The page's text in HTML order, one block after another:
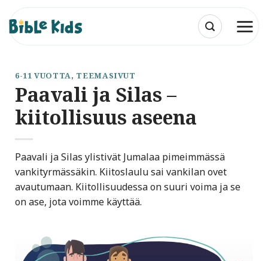
content
6-11 VUOTTA, TEEMASIVUT
Paavali ja Silas –
kiitollisuus aseena
Paavali ja Silas ylistivät Jumalaa pimeimmässä
vankityrmässäkin. Kiitoslaulu sai vankilan ovet
avautumaan. Kiitollisuudessa on suuri voima ja se
on ase, jota voimme käyttää.